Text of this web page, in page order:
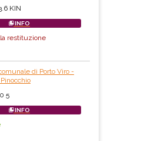
KIN
INFO
restituzione
di Porto Viro -
5
INFO